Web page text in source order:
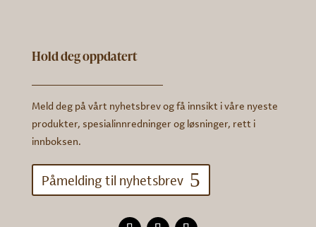
Hold deg oppdatert
Meld deg på vårt nyhetsbrev og få innsikt i våre nyeste
produkter, spesialinnredninger og løsninger, rett i
innboksen.
Påmelding til nyhetsbrev